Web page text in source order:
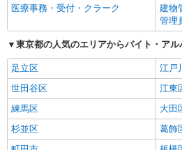
医療事務・受付・クラーク
建物
管理
東京都の人気のエリアからバイト・ア
足立区
江戸
世田谷区
江東
練馬区
大田
杉並区
葛飾